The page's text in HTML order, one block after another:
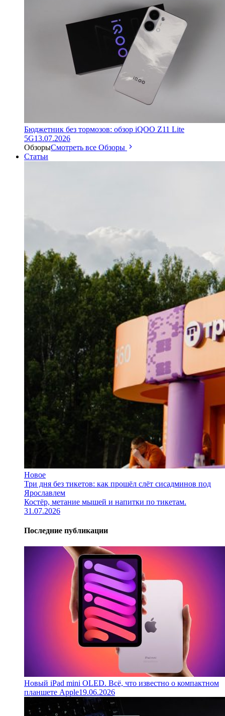
Бюджетник без тормозов: обзор iQOO Z11 Lite
5G13.07.2026
ОбзорыСмотреть все Обзоры
Статьи
Новое
Три дня без тикетов: как прошёл слёт сисадминов под
Ярославлем
Костёр, метание мышей и напитки по тикетам.
31.07.2026
Последние публикации
Новый iPad mini OLED. Всё, что известно о компактном
планшете Apple19.06.2026